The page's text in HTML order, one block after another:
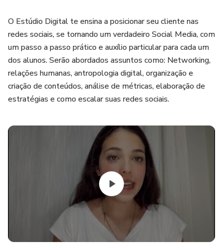
O Estúdio Digital te ensina a posicionar seu cliente nas
redes sociais, se tornando um verdadeiro Social Media, com
um passo a passo prático e auxílio particular para cada um
dos alunos. Serão abordados assuntos como: Networking,
relações humanas, antropologia digital, organização e
criação de conteúdos, análise de métricas, elaboração de
estratégias e como escalar suas redes sociais.